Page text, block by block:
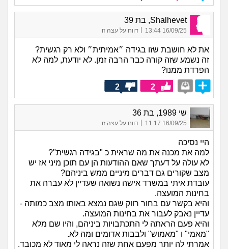
Shalhevet, בת 39
16/09/25 13:44
| דווח על עצה זו
את לא חושבת שזו בגידה ״אמיתית״ ולא רק רגשית?
זה נשמע שזה קורה כבר הרבה זמן. לא יודעת, למה לא
הפרדת ממנו?
2
2
שי 1989, בת 36
16/09/25 11:17
| דווח על עצה זו
היי נסיכה
למה את מכנה את מה שראית כ "בגידה רגשית"?
לא עולה על דעתך שאם ההודעות הן עם תוכן מיני אז יש
מצב שקורים גם דברים מיניים ממש ביניהם?
עובדת איתי במשרד אישה נשואה שעדיין לא עברה את
בחינות המועצה.
והיא בקשר עם בחור רווק שגם נמצא באותו מצב כמותה -
עדיין נאבק לעבור את בחינות המועצה.
והיא פעם הראתה לי התכתבויות ביניהם, והיו שם מלא
"מאמי" ו "מאמוש" ולבבות אדומים ומה לא.
אמרתי לה יותר מפעם אחת שזה נראה לי מאוד לא מכובד.